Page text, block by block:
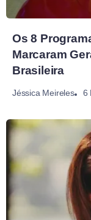
Os 8
Marcaram
Brasileira
Jéssica Meireles 6